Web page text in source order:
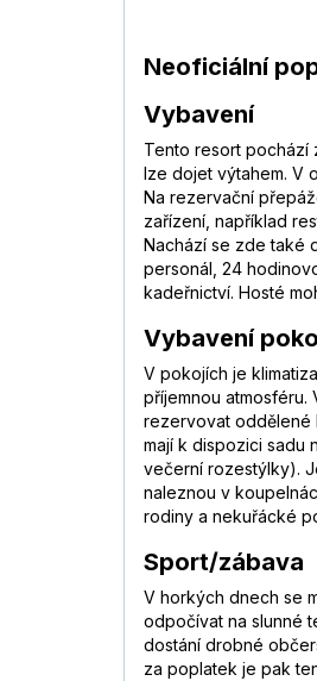
Neoficiální
Vybavení
Tento resort pochází
lze dojet výtahem. V
Na rezervační
zařízení, například
Nachází se zde také
personál, 24
kadeřnictví. Hosté
Vybavení
V pokojích je
příjemnou
rezervovat oddělené
mají k dispozici sadu
večerní rozestýlky).
naleznou v
rodiny a nekuřácké
Sport/zábava
V horkých dnech se
odpočívat na slunné
dostání drobné
za poplatek je pak